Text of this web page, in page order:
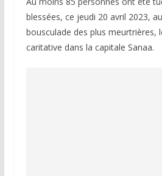
blessées, ce jeudi 20 avril 2023,
bousculade des plus meurtrières,
caritative dans la capitale Sanaa.